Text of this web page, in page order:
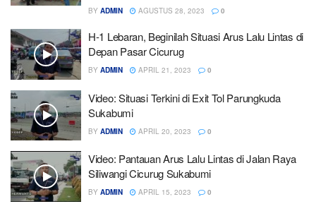
BY ADMIN AGUSTUS 28, 2023 0
H-1 Lebaran, Beginilah Situasi Arus Lalu Lintas di
Depan Pasar Cicurug
BY ADMIN APRIL 21, 2023 0
Video: Situasi Terkini di Exit Tol Parungkuda
Sukabumi
BY ADMIN APRIL 20, 2023 0
Video: Pantauan Arus Lalu Lintas di Jalan Raya
Siliwangi Cicurug Sukabumi
BY ADMIN APRIL 15, 2023 0